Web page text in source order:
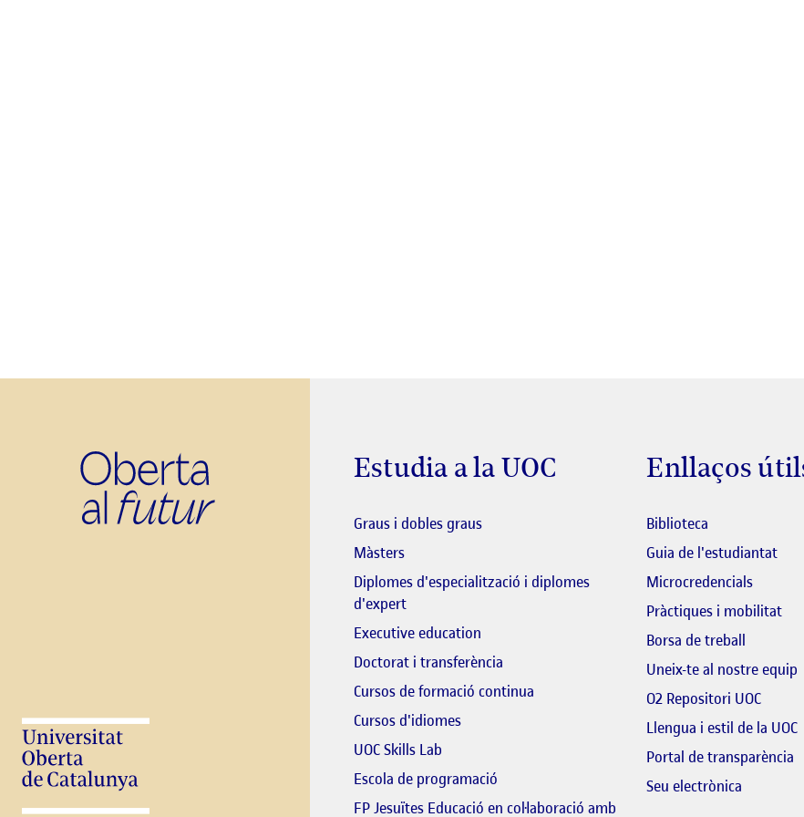
Estudia a la UOC
Graus i dobles graus
Màsters
Diplomes d'especialització i diplomes
d'expert
Executive education
Doctorat i transferència
Cursos de formació continua
Cursos d'idiomes
UOC Skills Lab
Escola de programació
FP Jesuïtes Educació en col·laboració amb
Enllaços
Biblioteca
Guia de l'estudiantatEl
Microcredencials
Pràctiques i mobilitat
Borsa de treball
Uneix-te al nostre equip
O2 Repositori UOCEl link
Llengua i estil de la UOC
Portal de transparència
Seu electrònica